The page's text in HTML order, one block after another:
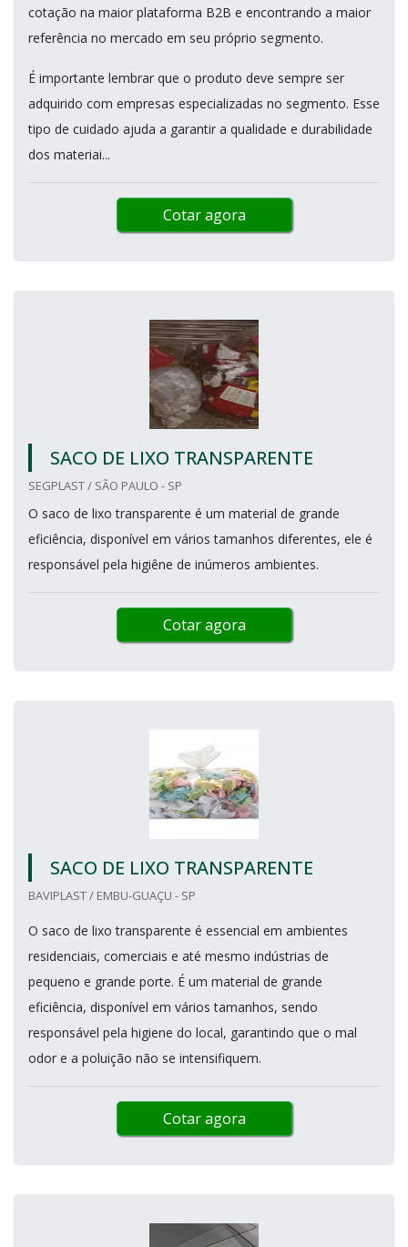
cotação na maior plataforma B2B e encontrando a maior
referência no mercado em seu próprio segmento.
É importante lembrar que o produto deve sempre ser
adquirido com empresas especializadas no segmento. Esse
tipo de cuidado ajuda a garantir a qualidade e durabilidade
dos materiai...
Cotar agora
SACO DE LIXO TRANSPARENTE
SEGPLAST / SÃO PAULO - SP
O saco de lixo transparente é um material de grande
eficiência, disponível em vários tamanhos diferentes, ele é
responsável pela higiêne de inúmeros ambientes.
Cotar agora
SACO DE LIXO TRANSPARENTE
BAVIPLAST / EMBU-GUAÇU - SP
O saco de lixo transparente é essencial em ambientes
residenciais, comerciais e até mesmo indústrias de
pequeno e grande porte. É um material de grande
eficiência, disponível em vários tamanhos, sendo
responsável pela higiene do local, garantindo que o mal
odor e a poluição não se intensifiquem.
Cotar agora